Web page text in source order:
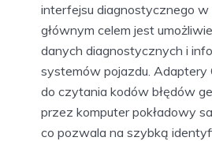
interfejsu diagnostycznego w
głównym celem jest
danych diagnostycznych i
systemów pojazdu. Adaptery
do czytania kodów błędów
przez komputer pokładowy
co pozwala na szybką